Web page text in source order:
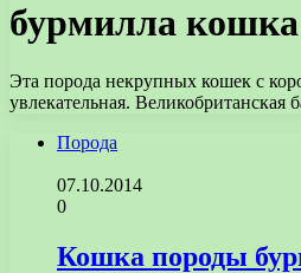
бурмилла
Эта порода некрупных кошек с
увлекательная.
Порода
07.10.2014
0
Кошка породы